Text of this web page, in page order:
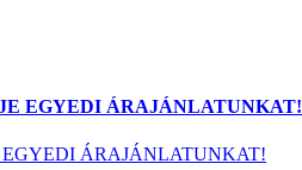
EGYEDI ÁRAJÁNLATUNKAT!
EGYEDI ÁRAJÁNLATUNKAT!